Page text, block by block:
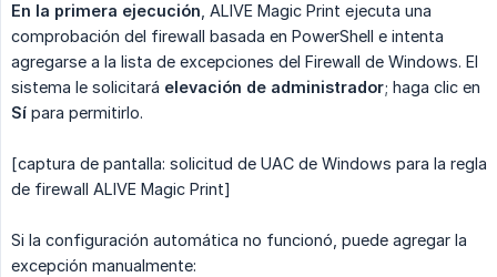
En la primera ejecución , ALIVE Magic Print ejecuta una
comprobación del firewall basada en PowerShell e intenta
agregarse a la lista de excepciones del Firewall de Windows. El
sistema le solicitará elevación de administrador; haga clic en
Sí para permitirlo.
[captura de pantalla: solicitud de UAC de Windows para la regla
de firewall ALIVE Magic Print]
Si la configuración automática no funcionó, puede agregar la
excepción manualmente: